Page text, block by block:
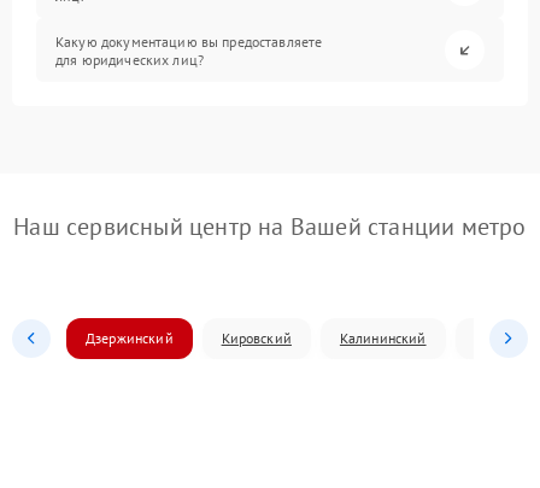
Какую документацию вы предоставляете
для юридических лиц?
Наш сервисный центр на Вашей станции метро
Дзержинский Кировский Калининский